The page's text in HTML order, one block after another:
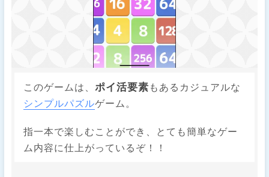
このゲームは、ポイ活要素 もあるカジュアルな
シンプルパズルゲーム。
指一本で楽しむことができ、とても簡単なゲー
ム内容に仕上がっているぞ！！